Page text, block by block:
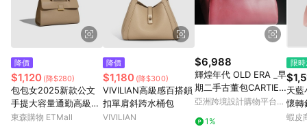
降價
$1,120 (降$280)
包包女2025新款公文
手提大容量通勤高級感
休閑時尚潮流百搭托特
東森購物 ETMall
降價
$1,180 (降$300)
VIVILIAN高級感百搭鎖
扣單肩斜跨水桶包
VIVILIAN
$6,988
輝煌年代 OLD ERA _早
期二手古董包CARTIER
手提包
亞洲跨境設計購物平台
1%
限
天藍
懷轉
色-
蝦皮